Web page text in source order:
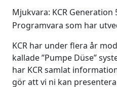
Mjukvara: KCR Generation
Programvara som har
KCR har under flera år
kallade ”Pumpe Düse”
har KCR samlat
gör att vi ni kan